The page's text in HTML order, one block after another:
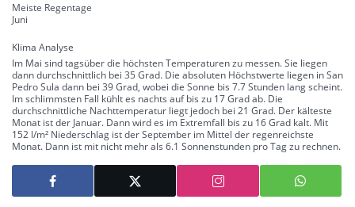
Meiste Regentage
Juni
Klima Analyse
Im Mai sind tagsüber die höchsten Temperaturen zu messen. Sie liegen
dann durchschnittlich bei 35 Grad. Die absoluten Höchstwerte liegen in San
Pedro Sula dann bei 39 Grad, wobei die Sonne bis 7.7 Stunden lang scheint.
Im schlimmsten Fall kühlt es nachts auf bis zu 17 Grad ab. Die
durchschnittliche Nachttemperatur liegt jedoch bei 21 Grad. Der kälteste
Monat ist der Januar. Dann wird es im Extremfall bis zu 16 Grad kalt. Mit
152 l/m² Niederschlag ist der September im Mittel der regenreichste
Monat. Dann ist mit nicht mehr als 6.1 Sonnenstunden pro Tag zu rechnen.